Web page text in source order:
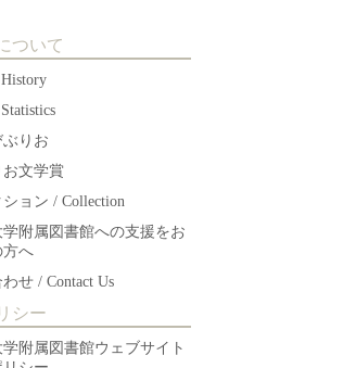
ついて
りお
お文学賞
ション / Collection
附属図書館への支援をお
方へ
せ / Contact Us
シー
附属図書館ウェブサイト